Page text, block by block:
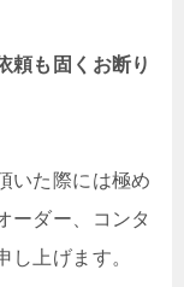
頼も固くお断り
いた際には極め
ーダー、コンタ
し上げます。